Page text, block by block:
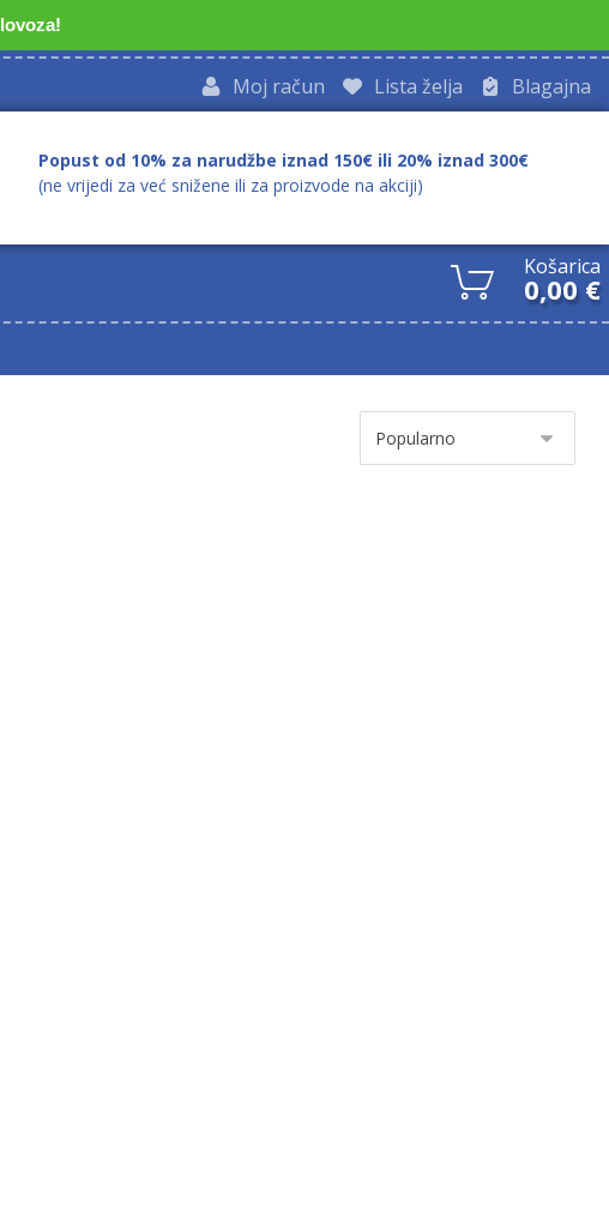
Blagajna
Lista želja
Moj račun
Popust od 10% za narudžbe iznad 150€ ili 20% iznad 300€
(ne vrijedi za već snižene ili za proizvode na akciji)
Košarica
0,00 €